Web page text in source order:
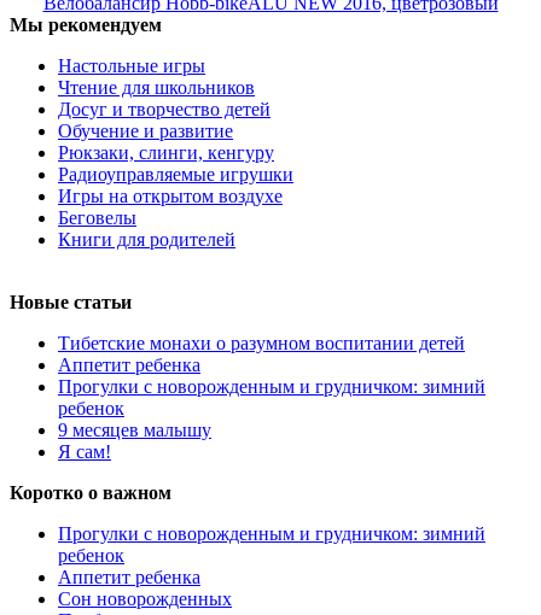
Мы рекомендуем
Настольные игры
Чтение для школьников
Досуг и творчество детей
Обучение и развитие
Рюкзаки, слинги, кенгуру
Радиоуправляемые игрушки
Игры на открытом воздухе
Беговелы
Книги для родителей
Новые статьи
Тибетские монахи о разумном воспитании детей
Аппетит ребенка
Прогулки с новорожденным и грудничком: зимний
ребенок
9 месяцев малышу
Я сам!
Коротко о важном
Прогулки с новорожденным и грудничком: зимний
ребенок
Аппетит ребенка
Сон новорожденных